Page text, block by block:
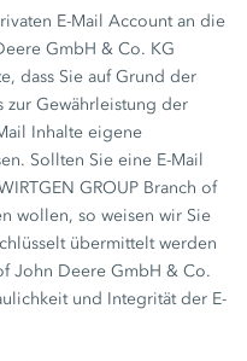
E-Mail Account an die
GmbH & Co. KG
dass Sie auf Grund der
zur Gewährleistung der
Inhalte eigene
Sollten Sie eine E-Mail
GROUP Branch of
wollen, so weisen wir Sie
übermittelt werden
John Deere GmbH & Co.
und Integrität der E-